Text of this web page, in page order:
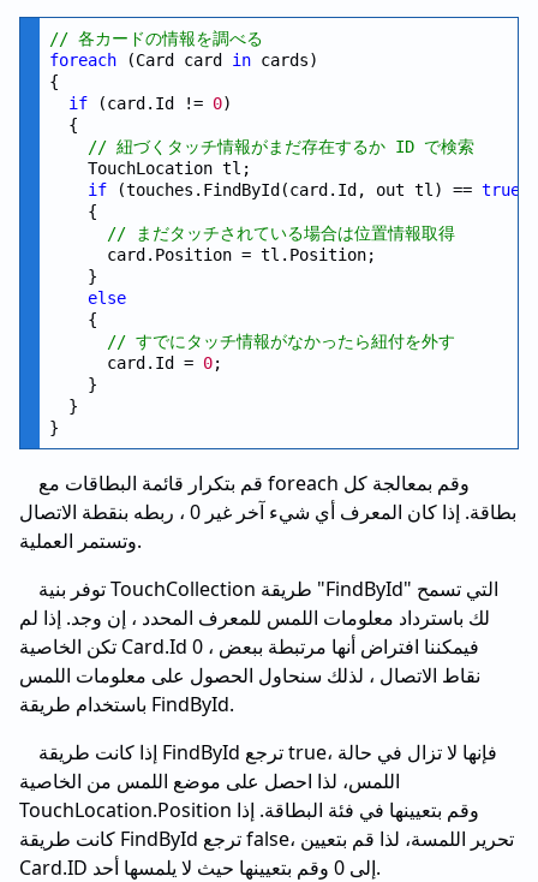
// 各カードの情報を調べる
foreach (Card card in cards)
{
if (card.Id != 0)
  {
// 紐づくタッチ情報がまだ存在するか ID で検索
    TouchLocation tl;
if (touches.FindById(card.Id, out tl) == true
    {
// まだタッチされている場合は位置情報取得
      card.Position = tl.Position;
    }
else
    {
// すでにタッチ情報がなかったら紐付を外す
      card.Id =
0;
    }
  }
قم بتكرار قائمة البطاقات مع foreach وقم بمعالجة كل
بطاقة. إذا كان المعرف أي شيء آخر غير 0 ، ربطه بنقطة الاتصال
وتستمر العملية.
توفر بنية TouchCollection طريقة "FindById" التي تسمح
لك باسترداد معلومات اللمس للمعرف المحدد ، إن وجد. إذا لم
تكن الخاصية Card.Id 0 ، فيمكننا افتراض أنها مرتبطة ببعض
نقاط الاتصال ، لذلك سنحاول الحصول على معلومات اللمس
باستخدام طريقة FindById.
إذا كانت طريقة FindById ترجع true، فإنها لا تزال في حالة
اللمس، لذا احصل على موضع اللمس من الخاصية
TouchLocation.Position وقم بتعيينها في فئة البطاقة. إذا
كانت طريقة FindById ترجع false، تحرير اللمسة، لذا قم بتعيين
Card.ID إلى 0 وقم بتعيينها حيث لا يلمسها أحد.